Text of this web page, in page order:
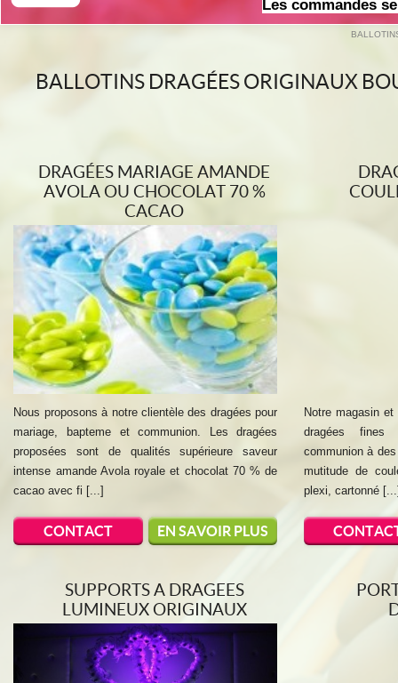
Les commandes
BALLOTINS DRAGÉES ORIGINAUX
DRAGÉES MARIAGE AMANDE
AVOLA OU CHOCOLAT 70 %
CACAO
Nous proposons à notre clientèle des dragées pour
mariage, bapteme et communion. Les dragées
proposées sont de qualités supérieure saveur
intense amande Avola royale et chocolat 70 % de
cacao avec fi [...]
CONTACT EN SAVOIR PLUS
Notre magasin
dragées fines
communion à
mutitude de
plexi, cartonné
SUPPORTS A DRAGEES
LUMINEUX ORIGINAUX